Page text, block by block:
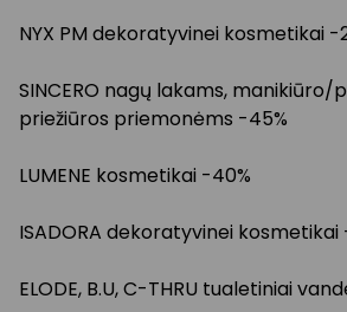
NYX PM dekoratyvinei kosmetikai -
SINCERO nagų lakams, manikiūro/
priežiūros priemonėms -45%
LUMENE kosmetikai -40%
ISADORA dekoratyvinei kosmetikai
ELODE, B.U, C-THRU tualetiniai